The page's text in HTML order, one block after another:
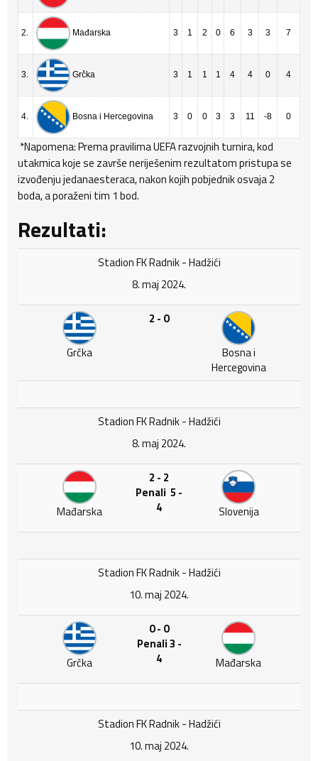
2. Mađarska 3 1 2 0 6 3 3 7
3. Grčka 3 1 1 1 4 4 0 4
4. Bosna i Hercegovina 3 0 0 3 3 11 -8 0
*Napomena: Prema pravilima UEFA razvojnih turnira, kod
utakmica koje se završe neriješenim rezultatom pristupa se
izvođenju jedanaesteraca, nakon kojih pobjednik osvaja 2
boda, a poraženi tim 1 bod.
Rezultati:
Stadion FK Radnik - Hadžići
8. maj 2024.
Grčka
2 - 0
Bosna i
Hercegovina
Stadion FK Radnik - Hadžići
8. maj 2024.
Mađarska
2 - 2
Penali 5 -
4
Slovenija
Stadion FK Radnik - Hadžići
10. maj 2024.
Grčka
0 - 0
Penali 3 -
4
Mađarska
Stadion FK Radnik - Hadžići
10. maj 2024.